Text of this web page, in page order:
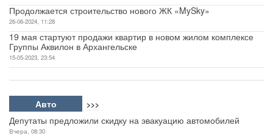
Продолжается строительство нового ЖК «MySky»
26-06-2024, 11:28
19 мая стартуют продажи квартир в новом жилом комплексе
Группы Аквилон в Архангельске
15-05-2023, 23:54
Авто >>>
Депутаты предложили скидку на эвакуацию автомобилей
Вчера, 08:30